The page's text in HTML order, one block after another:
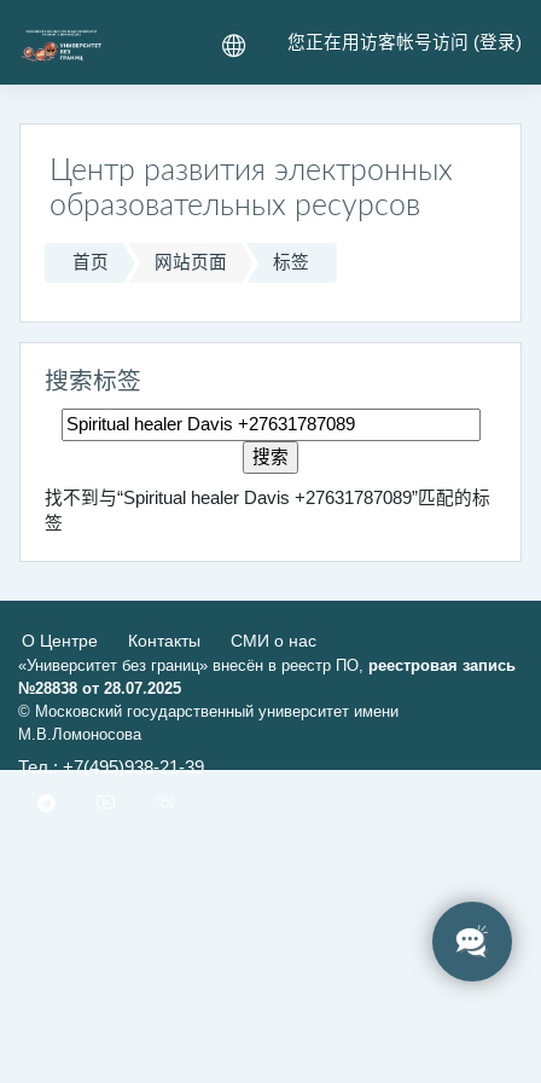
您正在用访客帐号访问 (登录)
Центр развития электронных
образовательных ресурсов
首页 网站页面 标签
搜索标签
搜索标签
找不到与“Spiritual healer Davis +27631787089”匹配的标
签
О Центре Контакты СМИ о нас
«Университет без границ» внесён в реестр ПО, реестровая запись
№28838 от 28.07.2025
© Московский государственный университет имени
М.В.Ломоносова
Тел.: +7(495)938-21-39